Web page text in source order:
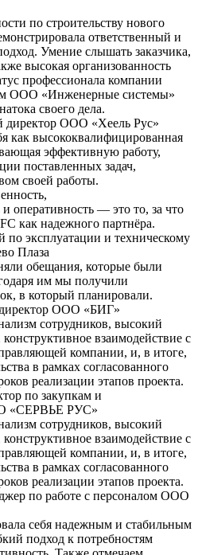
по строительству нового
ответственный и
Умение слышать заказчика,
высокая организованность
профессионала компании
ООО «Инженерные системы»
своего дела.
директор ООО «Хеель Рус»
как высококвалифицированная
эффективную работу,
поставленных задач,
своей работы.
оперативность — это то, за что
как надежного партнёра.
эксплуатации и техническому
Плаза
обещания, которые были
им мы получили
в который планировали.
OOO «БИГ»
сотрудников, высокий
взаимодействие с
компании, и, в итоге,
в рамках согласованного
реализации этапов проекта.
по закупкам и
«СЕРВЬЕ РУС»
сотрудников, высокий
взаимодействие с
компании, и, в итоге,
в рамках согласованного
реализации этапов проекта.
по работе с персоналом ООО
себя надежным и стабильным
подход к потребностям